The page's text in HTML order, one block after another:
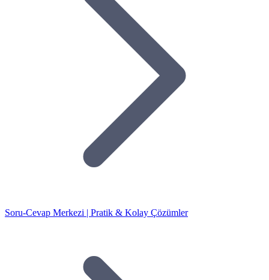
Soru-Cevap Merkezi | Pratik & Kolay Çözümler